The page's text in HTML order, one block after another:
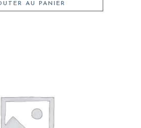
AU PANIER